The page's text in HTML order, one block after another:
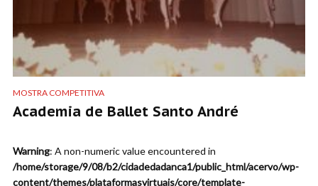
MOSTRA COMPETITIVA
Academia de Ballet Santo André
Warning: A non-numeric value encountered in
/home/storage/9/08/b2/cidadedadanca1/public_html/acervo/wp-
content/themes/plataformasvirtuais/core/template-